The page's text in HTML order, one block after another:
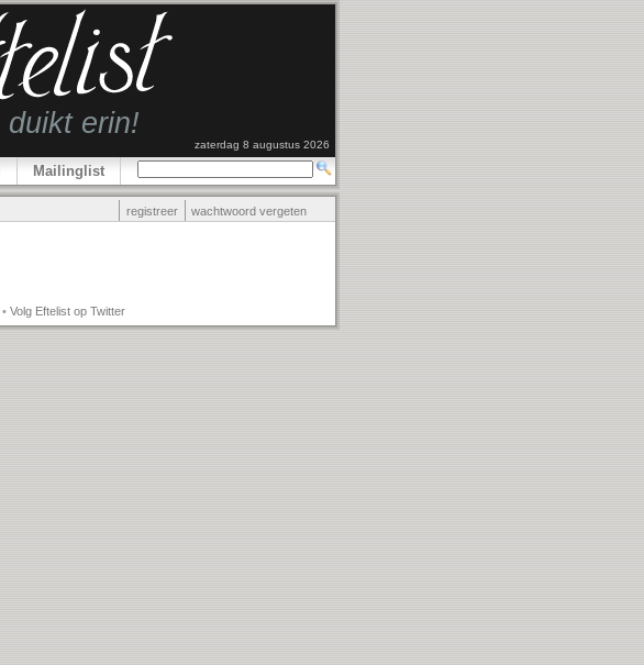
zaterdag 8 augustus 2026
Mailinglist
registreer wachtwoord vergeten
• Volg Eftelist op Twitter